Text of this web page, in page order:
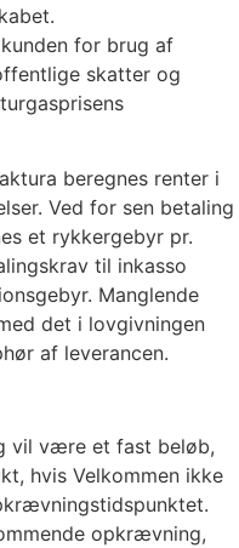
for brug af
skatter og
beregnes renter i
Ved for sen betaling
et rykkergebyr pr.
til inkasso
Manglende
det i lovgivningen
af leverancen.
vil være et fast beløb,
hvis Velkommen ikke
opkrævning,